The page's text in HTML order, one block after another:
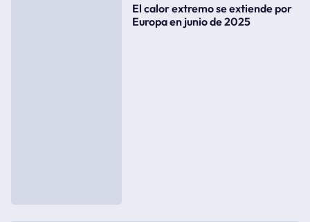
El calor extremo se extiende por
Europa en junio de 2025